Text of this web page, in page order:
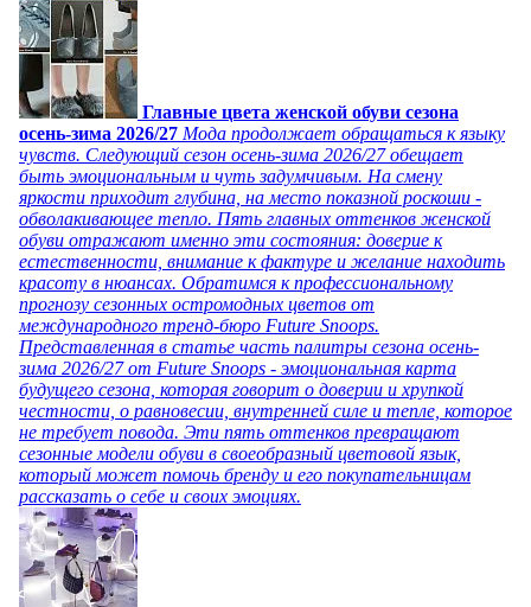
Главные цвета женской обуви сезона
осень-зима 2026/27 Мода продолжает обращаться к языку
чувств. Следующий сезон осень-зима 2026/27 обещает
быть эмоциональным и чуть задумчивым. На смену
яркости приходит глубина, на место показной роскоши -
обволакивающее тепло. Пять главных оттенков женской
обуви отражают именно эти состояния: доверие к
естественности, внимание к фактуре и желание находить
красоту в нюансах. Обратимся к профессиональному
прогнозу сезонных остромодных цветов от
международного тренд-бюро Future Snoops.
Представленная в статье часть палитры сезона осень-
зима 2026/27 от Future Snoops - эмоциональная карта
будущего сезона, которая говорит о доверии и хрупкой
честности, о равновесии, внутренней силе и тепле, которое
не требует повода. Эти пять оттенков превращают
сезонные модели обуви в своеобразный цветовой язык,
который может помочь бренду и его покупательницам
рассказать о себе и своих эмоциях.